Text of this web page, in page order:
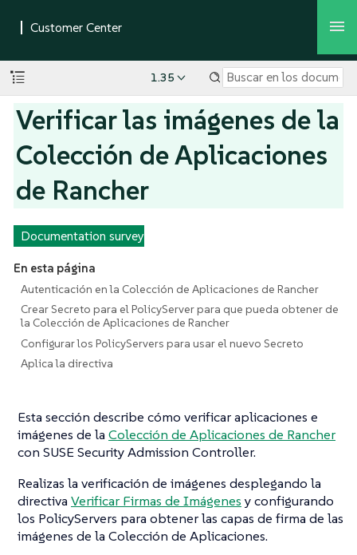
1.35
Verificar las imágenes de la
Colección de Aplicaciones
de Rancher
Documentation survey
En esta página
Autenticación en la Colección de Aplicaciones de Rancher
Crear Secreto para el PolicyServer para que pueda obtener de
la Colección de Aplicaciones de Rancher
Configurar los PolicyServers para usar el nuevo Secreto
Aplica la directiva
Esta sección describe cómo verificar aplicaciones e
imágenes de la Colección de Aplicaciones de Rancher
con SUSE Security Admission Controller.
Realizas la verificación de imágenes desplegando la
directiva Verificar Firmas de Imágenes y configurando
los PolicyServers para obtener las capas de firma de las
imágenes de la Colección de Aplicaciones.